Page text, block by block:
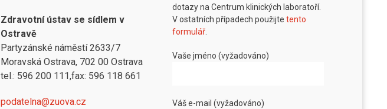
Zdravotní ústav se sídlem v
Ostravě
Partyzánské náměstí 2633/7
Moravská Ostrava, 702 00 Ostrava
tel.: 596 200 111,fax: 596 118 661
podatelna@zuova.cz
dotazy na Centrum klinických laboratoří.
V ostatních případech použijtetento
formulář
Vaše jméno (vyžadováno)
Váš e-mail (vyžadováno)